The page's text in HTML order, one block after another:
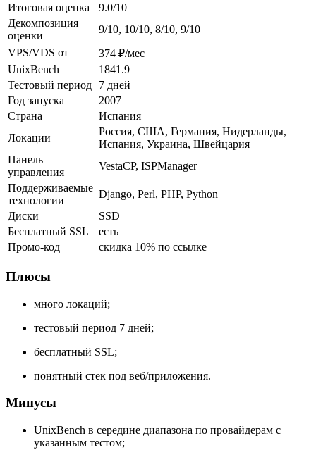
Итоговая оценка
9.0/10
Декомпозиция
оценки
9/10, 10/10, 8/10, 9/10
VPS/VDS от
374 ₽/мес
UnixBench
1841.9
Тестовый период
7 дней
Год запуска
2007
Страна
Испания
Локации
Россия, США, Германия, Нидерланды,
Испания, Украина, Швейцария
Панель
управления
VestaCP, ISPManager
Поддерживаемые
технологии
Django, Perl, PHP, Python
Диски
SSD
Бесплатный SSL
есть
Промо-код
скидка 10% по ссылке
Плюсы
много локаций;
тестовый период 7 дней;
бесплатный SSL;
понятный стек под веб/приложения.
Минусы
UnixBench в середине диапазона по провайдерам с
указанным тестом;